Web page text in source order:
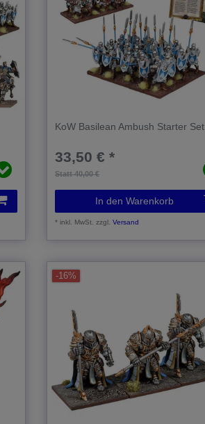
KoW Basilean Ambush Starter Set
Statt 40,00 €
33,50 € *
In den Warenkorb
*inkl. MwSt. zzgl.Versand
-16%